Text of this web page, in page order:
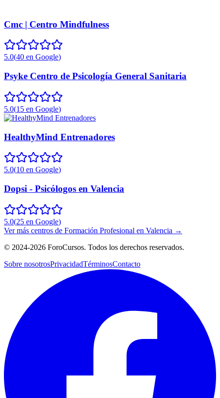
Cmc | Centro Mindfulness
5.0(40 en Google)
Psyke Centro de Psicología General Sanitaria
5.0(15 en Google)
HealthyMind Entrenadores
5.0(10 en Google)
Dopsi - Psicólogos en Valencia
5.0(25 en Google)
Ver más centros de Formación Profesional en Valencia →
© 2024-2026 ForoCursos. Todos los derechos reservados.
Sobre nosotrosPrivacidadTérminosContacto